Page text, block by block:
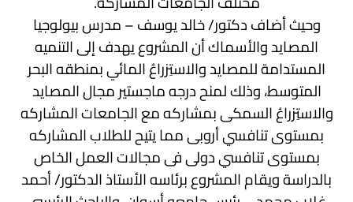
وحيث أضاف دكتور/ خالد يوسف – مدرس بيولوجيا
المصايد والأسماك أن المشروعيهدف إلى التنميه
المستدامة للمصايد والاستِزراعُ المائي بمنطقه البحر
المتوسط، وذلك لمنح درجه ماجستير مجال المصايد
والاستِزراعُ السمكى بمشاركه مع الجامعات المشاركه
بمستوى تنافسي أروبى مما يتيح للطلاب المشاركه
بمستوى تنافسي دولى فى مجالات العمل الخاص
بالدراسةويقام المشروع برئاسه الأستاذ الدكتور/ أحمد